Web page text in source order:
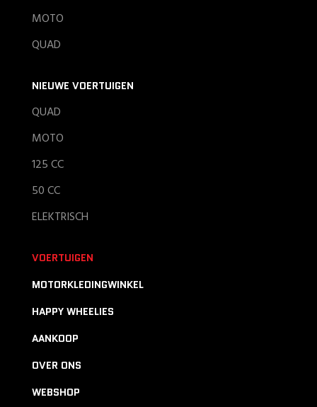
MOTO
QUAD
NIEUWE VOERTUIGEN
QUAD
MOTO
125 CC
50 CC
ELEKTRISCH
VOERTUIGEN
MOTORKLEDINGWINKEL
HAPPY WHEELIES
AANKOOP
OVER ONS
WEBSHOP